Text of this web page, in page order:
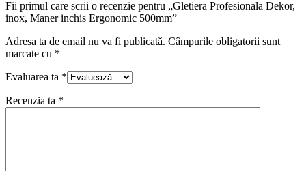
Fii primul care scrii o recenzie pentru „Gletiera Profesionala Dekor,
inox, Maner inchis Ergonomic 500mm”
Adresa ta de email nu va fi publicată. Câmpurile obligatorii sunt
marcate cu *
Evaluarea ta *
Recenzia ta *